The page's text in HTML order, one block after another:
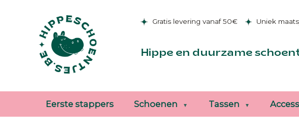
Gratis levering vanaf 50€ Uniek
Hippe en duurzame
Eerste stappers Schoenen Tassen